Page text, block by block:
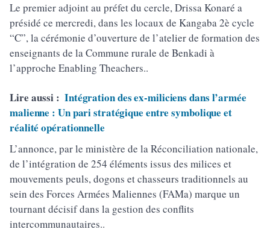
Le premier adjoint au préfet du cercle, Drissa Konaré a
présidé ce mercredi, dans les locaux de Kangaba 2è cycle
“C”, la cérémonie d’ouverture de l’atelier de formation des
enseignants de la Commune rurale de Benkadi à
l’approche Enabling Theachers..
Lire aussi : Intégration des ex-miliciens dans l’armée
malienne : Un pari stratégique entre symbolique et
réalité opérationnelle
L’annonce, par le ministère de la Réconciliation nationale,
de l’intégration de 254 éléments issus des milices et
mouvements peuls, dogons et chasseurs traditionnels au
sein des Forces Armées Maliennes (FAMa) marque un
tournant décisif dans la gestion des conflits
intercommunautaires..